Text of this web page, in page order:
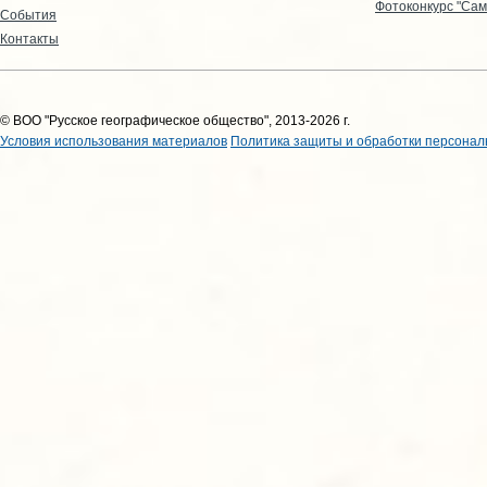
События
Контакты
Фотоконкурс
© ВОО "Русское географическое общество", 2013-2026 г.
Условия использования материалов Политика защиты и обработки